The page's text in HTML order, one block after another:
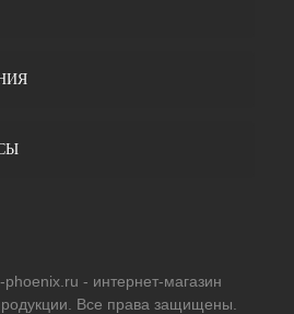
- интернет-магазин
Все права защищены.